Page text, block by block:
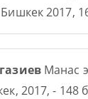
2017,
Манас
2017, - 148